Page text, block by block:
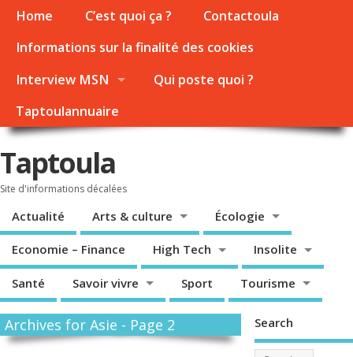
Home C’est quoi ça ?
Contactoula
Informations sur la finalité des cookies
Interview MSN
Qui poste quoi ?
Taptoulannuaire
Taptoula
Site d'informations décalées
Actualité Arts & culture Écologie
Economie – Finance High Tech Insolite
Santé Savoir vivre Sport Tourisme
Archives for Asie - Page 2 Search